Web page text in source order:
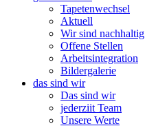
Tapetenwechsel
Aktuell
Wir sind nachhaltig
Offene Stellen
Arbeitsintegration
Bildergalerie
das sind wir
Das sind wir
jederziit Team
Unsere Werte